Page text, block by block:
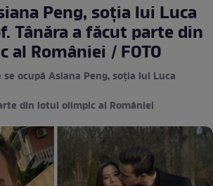
Peng, soția lui Luca
Tânăra a făcut parte din
României / FOTO
se ocupă Asiana Peng, soția lui Luca
din lotul olimpic al României